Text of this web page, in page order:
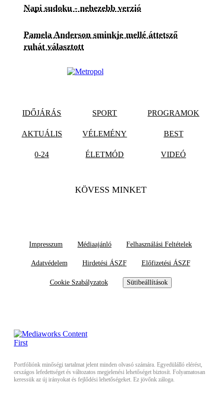
Napi sudoku - nehezebb verzió
Pamela Anderson sminkje mellé áttetsző
ruhát választott
IDŐJÁRÁS SPORT PROGRAMOK
AKTUÁLIS VÉLEMÉNY BEST
0-24 ÉLETMÓD VIDEÓ
KÖVESS MINKET
Impresszum Médiaajánló Felhasználási Feltételek
Adatvédelem Hirdetési ÁSZF Előfizetési ÁSZF
Cookie Szabályzatok Sütibeállítások
Portfóliónk minőségi tartalmat jelent minden olvasó számára. Egyedülálló elérést,
országos lefedettséget és változatos megjelenési lehetőséget biztosít. Folyamatosan
keressük az új irányokat és fejlődési lehetőségeket. Ez jövőnk záloga.